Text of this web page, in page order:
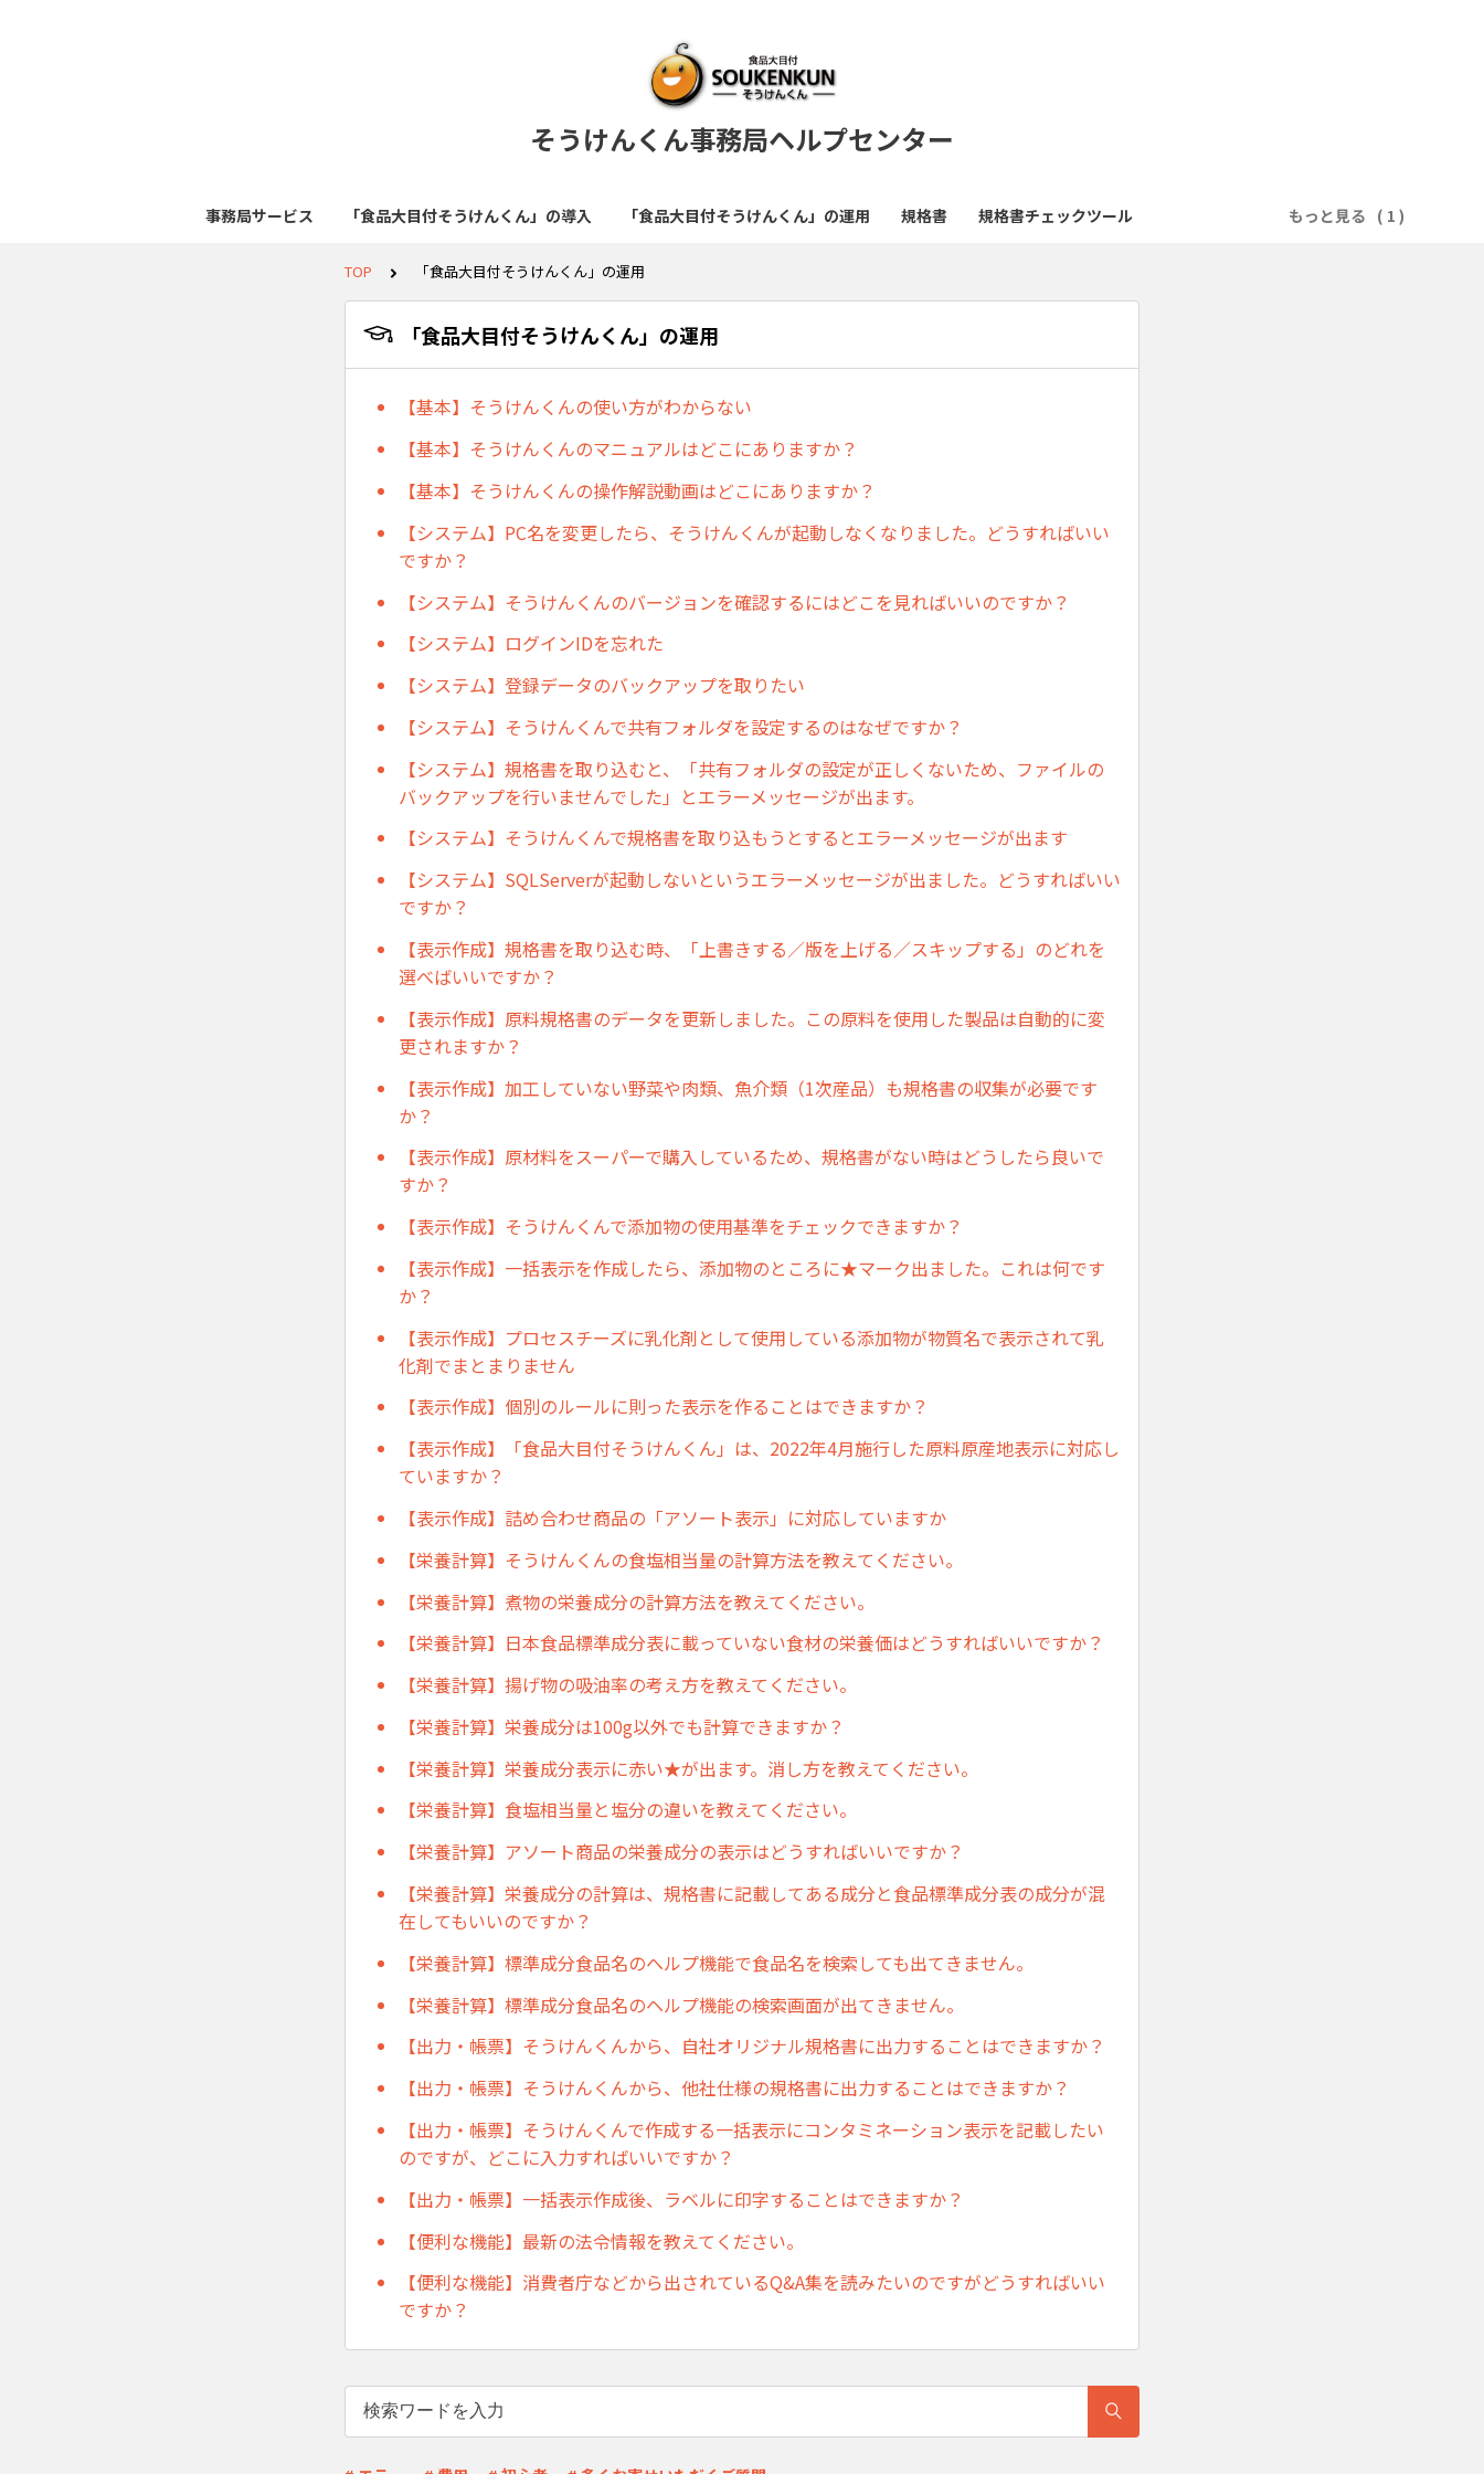
そうけんくん事務局ヘルプセンター
事務局サービス 「食品大目付そうけんくん」の導入 「食品大目付そうけんくん」の運用 規格書 規格書チェックツール もっと見る
TOP 「食品大目付そうけんくん」の運用
「食品大目付そうけんくん」の運用
【基本】そうけんくんの使い方がわからない
【基本】そうけんくんのマニュアルはどこにありますか？
【基本】そうけんくんの操作解説動画はどこにありますか？
【システム】PC名を変更したら、そうけんくんが起動しなくなりました。どうすればいい
ですか？
【システム】そうけんくんのバージョンを確認するにはどこを見ればいいのですか？
【システム】ログインIDを忘れた
【システム】登録データのバックアップを取りたい
【システム】そうけんくんで共有フォルダを設定するのはなぜですか？
【システム】規格書を取り込むと、「共有フォルダの設定が正しくないため、ファイルの
バックアップを行いませんでした」とエラーメッセージが出ます。
【システム】そうけんくんで規格書を取り込もうとするとエラーメッセージが出ます
【システム】SQLServerが起動しないというエラーメッセージが出ました。どうすればいい
ですか？
【表示作成】規格書を取り込む時、「上書きする／版を上げる／スキップする」のどれを
選べばいいですか？
【表示作成】原料規格書のデータを更新しました。この原料を使用した製品は自動的に変
更されますか？
【表示作成】加工していない野菜や肉類、魚介類（1次産品）も規格書の収集が必要です
か？
【表示作成】原材料をスーパーで購入しているため、規格書がない時はどうしたら良いで
すか？
【表示作成】そうけんくんで添加物の使用基準をチェックできますか？
【表示作成】一括表示を作成したら、添加物のところに★マーク出ました。これは何です
か？
【表示作成】プロセスチーズに乳化剤として使用している添加物が物質名で表示されて乳
化剤でまとまりません
【表示作成】個別のルールに則った表示を作ることはできますか？
【表示作成】「食品大目付そうけんくん」は、2022年4月施行した原料原産地表示に対応し
ていますか？
【表示作成】詰め合わせ商品の「アソート表示」に対応していますか
【栄養計算】そうけんくんの食塩相当量の計算方法を教えてください。
【栄養計算】煮物の栄養成分の計算方法を教えてください。
【栄養計算】日本食品標準成分表に載っていない食材の栄養価はどうすればいいですか？
【栄養計算】揚げ物の吸油率の考え方を教えてください。
【栄養計算】栄養成分は100g以外でも計算できますか？
【栄養計算】栄養成分表示に赤い★が出ます。消し方を教えてください。
【栄養計算】食塩相当量と塩分の違いを教えてください。
【栄養計算】アソート商品の栄養成分の表示はどうすればいいですか？
【栄養計算】栄養成分の計算は、規格書に記載してある成分と食品標準成分表の成分が混
在してもいいのですか？
【栄養計算】標準成分食品名のヘルプ機能で食品名を検索しても出てきません。
【栄養計算】標準成分食品名のヘルプ機能の検索画面が出てきません。
【出力・帳票】そうけんくんから、自社オリジナル規格書に出力することはできますか？
【出力・帳票】そうけんくんから、他社仕様の規格書に出力することはできますか？
【出力・帳票】そうけんくんで作成する一括表示にコンタミネーション表示を記載したい
のですが、どこに入力すればいいですか？
【出力・帳票】一括表示作成後、ラベルに印字することはできますか？
【便利な機能】最新の法令情報を教えてください。
【便利な機能】消費者庁などから出されているQ&A集を読みたいのですがどうすればいい
ですか？